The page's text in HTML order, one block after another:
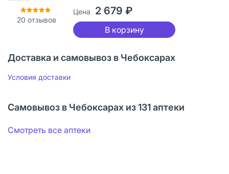
20 отзывов
Цена 2 679 ₽
В корзину
Доставка и самовывоз в Чебоксарах
Условия доставки
Самовывоз в Чебоксарах из 131 аптеки
Смотреть все аптеки